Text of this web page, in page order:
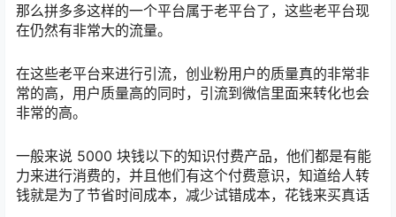
那么拼多多这样的一个平台属于老平台了，这些老平台现
在仍然有非常大的流量。
在这些老平台来进行引流，创业粉用户的质量真的非常非
常的高，用户质量高的同时，引流到微信里面来转化也会
非常的高。
一般来说 5000 块钱以下的知识付费产品，他们都是有能
力来进行消费的，并且他们有这个付费意识，知道给人转
钱就是为了节省时间成本，减少试错成本，花钱来买真话